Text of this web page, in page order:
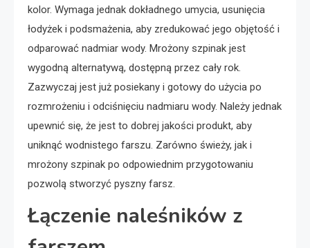
kolor. Wymaga jednak dokładnego umycia, usunięcia
łodyżek i podsmażenia, aby zredukować jego objętość i
odparować nadmiar wody. Mrożony szpinak jest
wygodną alternatywą, dostępną przez cały rok.
Zazwyczaj jest już posiekany i gotowy do użycia po
rozmrożeniu i odciśnięciu nadmiaru wody. Należy jednak
upewnić się, że jest to dobrej jakości produkt, aby
uniknąć wodnistego farszu. Zarówno świeży, jak i
mrożony szpinak po odpowiednim przygotowaniu
pozwolą stworzyć pyszny farsz.
Łączenie naleśników z